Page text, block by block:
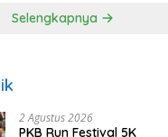
Selengkapnya
2 Agustus 2026
PKB Run Festival 5K